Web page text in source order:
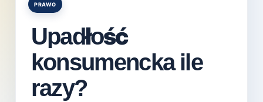
Posted
PRAWO
Upadłość
konsumencka ile
razy?